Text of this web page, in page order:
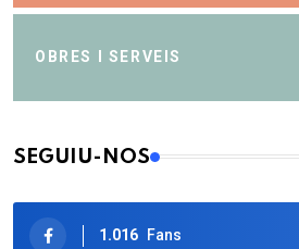
OBRES I SERVEIS
SEGUIU-NOS
1.016 Fans